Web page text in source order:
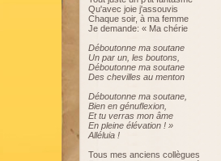
Qu'avec joie j'assouvis
Chaque soir, à ma femme
Je demande: « Ma chérie
Déboutonne ma soutane
Un par un, les boutons,
Déboutonne ma soutane
Des chevilles au menton
Déboutonne ma soutane,
Bien en génuflexion,
Et tu verras mon âme
En pleine élévation ! »
Alléluia !
Tous mes anciens collègues